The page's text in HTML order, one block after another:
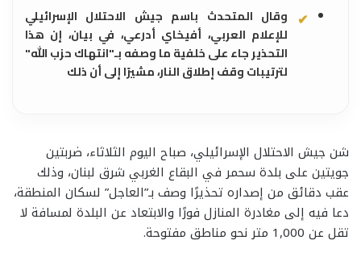
وقال المتحدث باسم جيش الاحتلال الإسرائيلي
للإعلام العربي، أفيخاي أدرعي، في بيان، إن هذا
التحذير جاء على خلفية ما وصفه بـ"انتهاك حزب الله"
لترتيبات وقف إطلاق النار، مشيرًا إلى أن ذلك
شن جيش الاحتلال الإسرائيلي، صباح اليوم الثلاثاء، ضربتين
جويتين على بلدة سحمر في البقاع الغربي شرق لبنان، وذلك
عقب دقائق من إصداره تحذيرًا وصف بـ”العاجل” لسكان المنطقة،
دعا فيه إلى مغادرة المنازل فورًا والابتعاد عن البلدة لمسافة لا
تقل عن 1,000 متر نحو مناطق مفتوحة.